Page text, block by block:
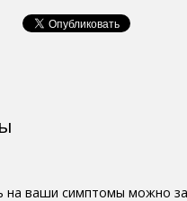
на ваши симптомы можно